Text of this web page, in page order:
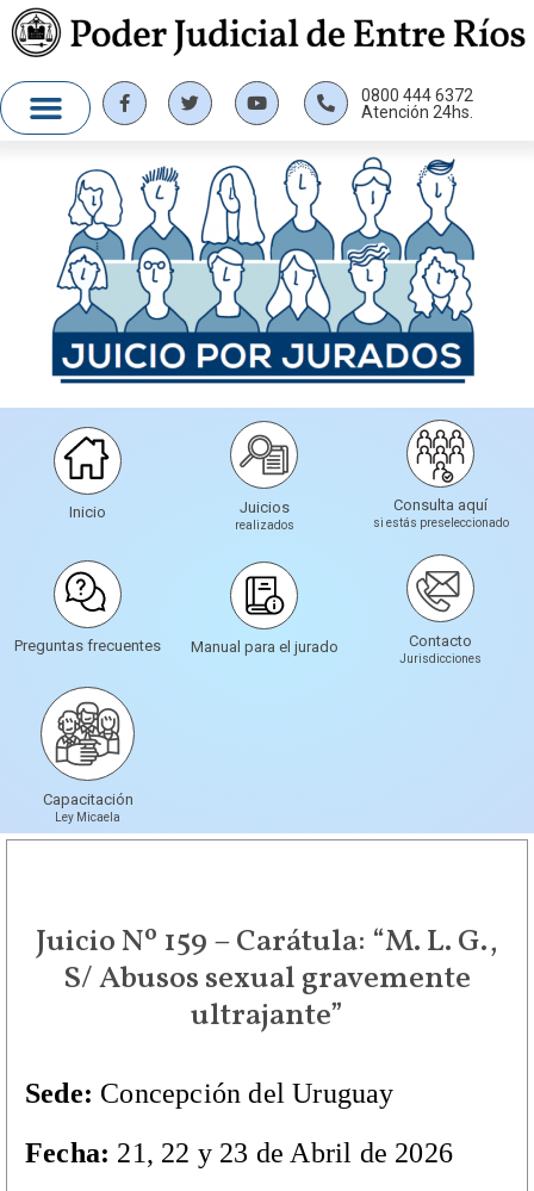
0800 444 6372
Atención 24hs.
Inicio Juicios
realizados
Consulta aquí
si estás preseleccionado
Preguntas frecuentes Manual para el jurado Contacto
Jurisdicciones
Capacitación
Ley Micaela
Juicio Nº 159 – Carátula: “M. L. G.,
S/ Abusos sexual gravemente
ultrajante”
Sede: Concepción del Uruguay
Fecha: 21, 22 y 23 de Abril de 2026